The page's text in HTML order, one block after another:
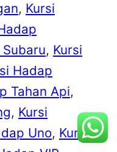
, Kursi
, Kursi
Hadap
Tahan Api
, Kursi
Uno, Kursi